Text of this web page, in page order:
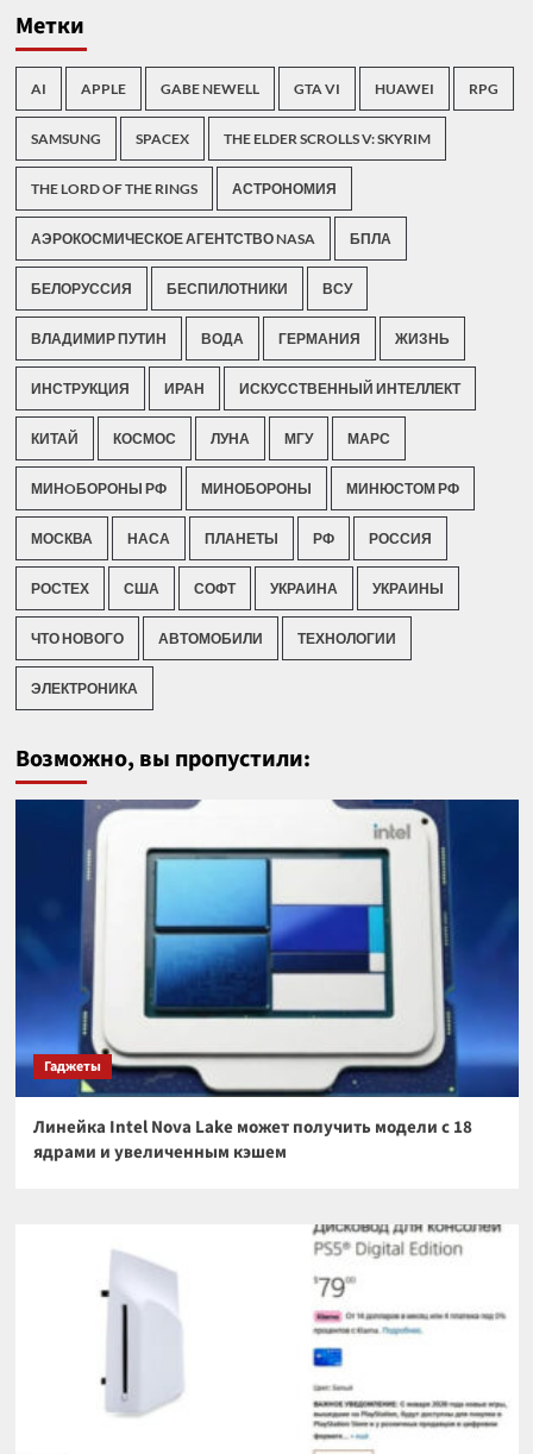
Метки
AI APPLE GABE NEWELL GTA VI HUAWEI RPG
SAMSUNG SPACEX THE ELDER SCROLLS V: SKYRIM
THE LORD OF THE RINGS АСТРОНОМИЯ
АЭРОКОСМИЧЕСКОЕ АГЕНТСТВО NASA БПЛА
БЕЛОРУССИЯ БЕСПИЛОТНИКИ ВСУ
ВЛАДИМИР ПУТИН ВОДА ГЕРМАНИЯ ЖИЗНЬ
ИНСТРУКЦИЯ ИРАН ИСКУССТВЕННЫЙ ИНТЕЛЛЕКТ
КИТАЙ КОСМОС ЛУНА МГУ МАРС
МИНOБОРОНЫ РФ МИНОБОРОНЫ МИНЮСТОМ РФ
МОСКВА НАСА ПЛАНЕТЫ РФ РОССИЯ
РОСТЕХ США СОФТ УКРАИНА УКРАИНЫ
ЧТО НОВОГО АВТОМОБИЛИ ТЕХНОЛОГИИ
ЭЛЕКТРОНИКА
Возможно, вы пропустили:
Гаджеты
Линейка Intel Nova Lake может получить модели с 18
ядрами и увеличенным кэшем